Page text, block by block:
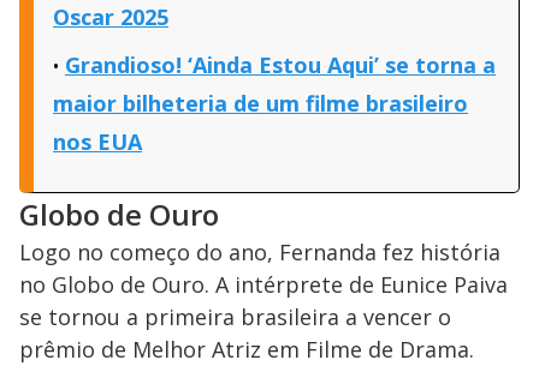
Oscar 2025
Grandioso! ‘Ainda Estou Aqui’ se torna a
maior bilheteria de um filme brasileiro
nos EUA
Globo de Ouro
Logo no começo do ano, Fernanda fez história
no Globo de Ouro. A intérprete de Eunice Paiva
se tornou a primeira brasileira a vencer o
prêmio de Melhor Atriz em Filme de Drama.